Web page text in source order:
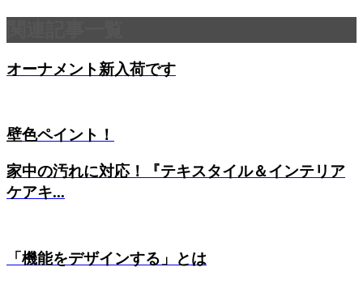
オーナメント新入荷です
壁色ペイント！
家中の汚れに対応！『テキスタイル＆インテリア
ケアキ...
「機能をデザインする」とは